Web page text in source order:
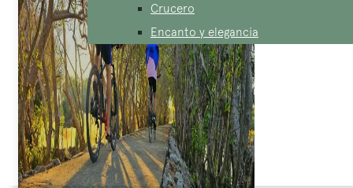
Crucero
Encanto y elegancia